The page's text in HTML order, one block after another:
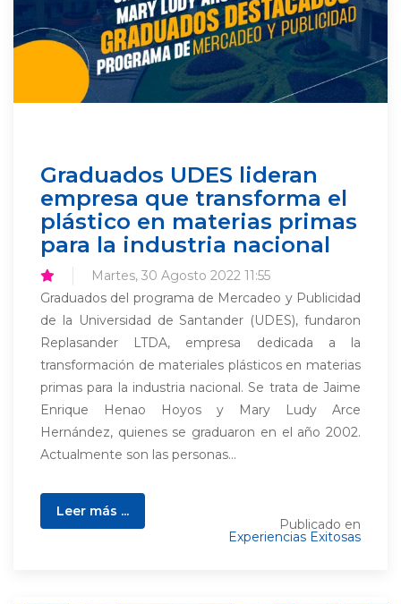
Graduados UDES lideran
empresa que transforma el
plástico en materias primas
para la industria nacional
Martes, 30 Agosto 2022 11:55
Graduados del programa de Mercadeo y Publicidad
de la Universidad de Santander (UDES), fundaron
Replasander LTDA, empresa dedicada a la
transformación de materiales plásticos en materias
primas para la industria nacional. Se trata de Jaime
Enrique Henao Hoyos y Mary Ludy Arce
Hernández, quienes se graduaron en el año 2002.
Actualmente son las personas...
Leer más ...
Publicado en
Experiencias Exitosas